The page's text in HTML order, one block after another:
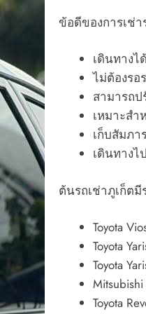
ข้อดีของการเช่
เดินทาง
ไม่ต้องรอ
สามารถป
เหมาะสำ
เก็บสัมภา
เดินทางไ
ต้นรถเช่าภูเก็ตมี
Toyota
Toyota
Toyota
Toyota